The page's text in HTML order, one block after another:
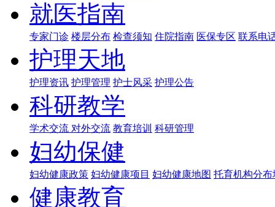
就医指南
专家门诊 楼层分布 检查须知 住院指南 医保专区 联系电
护理天地
护理资讯 护理管理 护士风采 护理公告
科研教学
学术交流 对外交流 教育培训 科研管理
妇幼保健
妇幼健康政策 妇幼健康项目 妇幼健康地图 托育机构分布
健康教育